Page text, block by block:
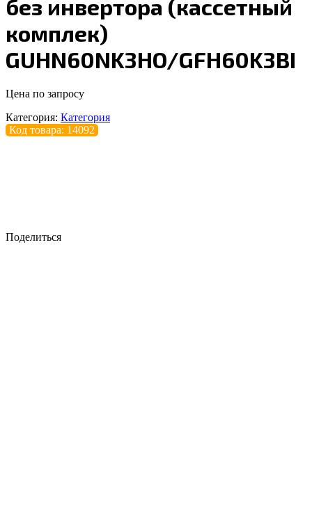
без инвертора (кассетный
комплек)
GUHN60NK3HO/GFH60K3BI
Цена по запросу
Категория: Категория
Код товара: 14092
Поделиться